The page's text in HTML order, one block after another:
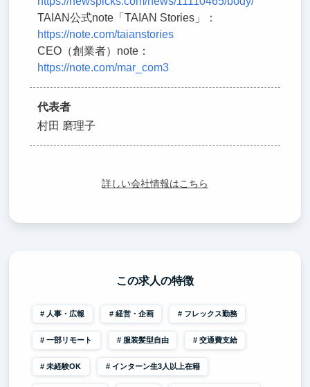
TAIAN公式note「TAIAN Stories」：
https://note.com/taianstories
CEO（創業者）note：
https://note.com/mar_com3
代表者
村田 磨理子
詳しい会社情報はこちら
この求人の特徴
人事・広報 経営・企画 フレックス勤務
一部リモート 服装髪型自由 交通費支給
未経験OK インターン生3人以上在籍